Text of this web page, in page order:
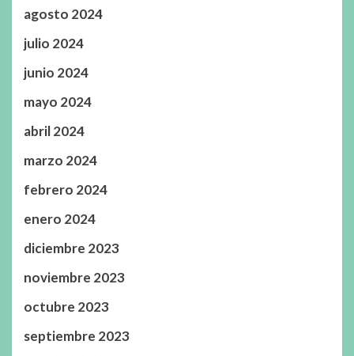
agosto 2024
julio 2024
junio 2024
mayo 2024
abril 2024
marzo 2024
febrero 2024
enero 2024
diciembre 2023
noviembre 2023
octubre 2023
septiembre 2023